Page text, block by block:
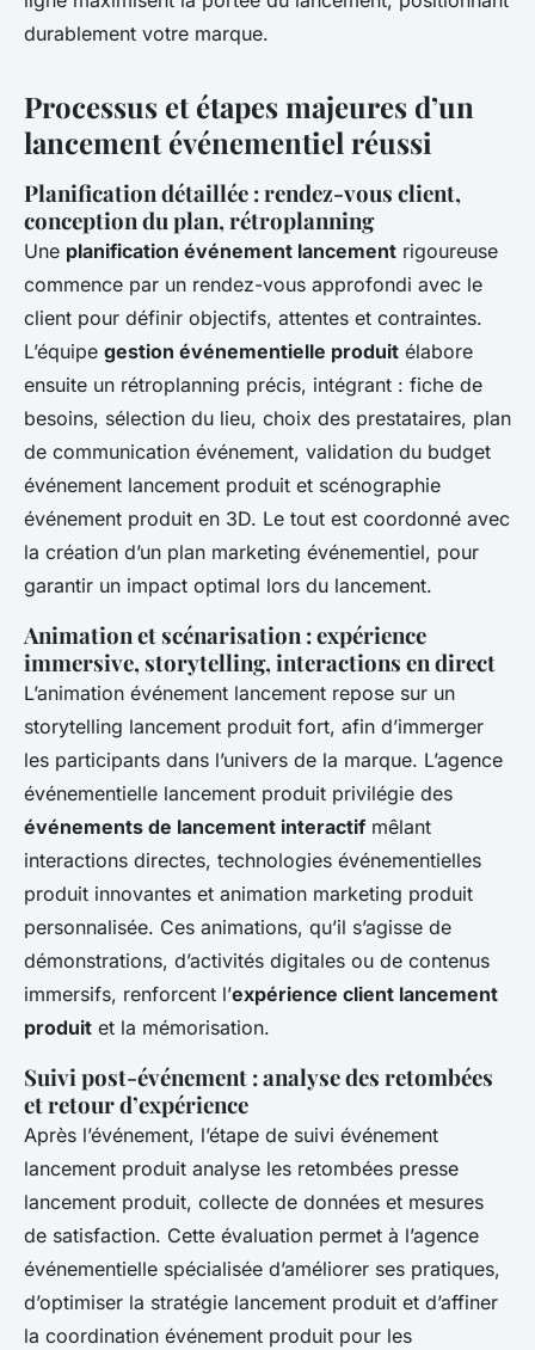
durablement votre marque.
Processus et étapes majeures d’un
lancement événementiel réussi
Planification détaillée : rendez-vous client,
conception du plan, rétroplanning
Une planification événement lancement rigoureuse
commence par un rendez-vous approfondi avec le
client pour définir objectifs, attentes et contraintes.
L’équipe gestion événementielle produit élabore
ensuite un rétroplanning précis, intégrant : fiche de
besoins, sélection du lieu, choix des prestataires, plan
de communication événement, validation du budget
événement lancement produit et scénographie
événement produit en 3D. Le tout est coordonné avec
la création d’un plan marketing événementiel, pour
garantir un impact optimal lors du lancement.
Animation et scénarisation : expérience
immersive, storytelling, interactions en direct
L’animation événement lancement repose sur un
storytelling lancement produit fort, afin d’immerger
les participants dans l’univers de la marque. L’agence
événementielle lancement produit privilégie des
événements de lancement interactif mêlant
interactions directes, technologies événementielles
produit innovantes et animation marketing produit
personnalisée. Ces animations, qu’il s’agisse de
démonstrations, d’activités digitales ou de contenus
immersifs, renforcent l’expérience client lancement
produit et la mémorisation.
Suivi post-événement : analyse des retombées
et retour d’expérience
Après l’événement, l’étape de suivi événement
lancement produit analyse les retombées presse
lancement produit, collecte de données et mesures
de satisfaction. Cette évaluation permet à l’agence
événementielle spécialisée d’améliorer ses pratiques,
d’optimiser la stratégie lancement produit et d’affiner
la coordination événement produit pour les